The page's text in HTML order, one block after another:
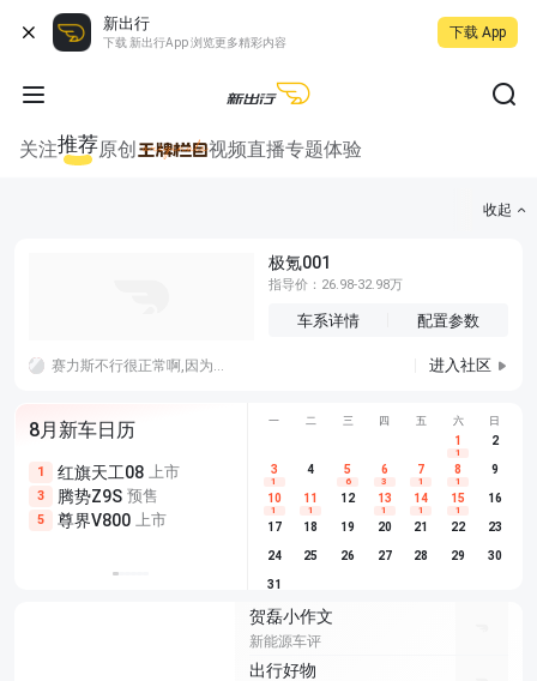
新出行
下载 新出行App 浏览更多精彩内容
下载 App
关注推荐原创 视频直播专题体验
收起
极氪001
指导价：26.98-32.98万
车系详情 配置参数
赛力斯不行很正常啊,因为拿不出手啊，妄想品牌效应，那么就要像特斯拉一样会讲故事，不行就老老实实技术研发，光跟遥遥领先加一个外观是没用的 进入社区
8月新车日历
1 红旗天工08 上市
3 腾势Z9S 预售
5 尊界V800 上市
尊界V680 上市
享界G9 预售
别克至境L7 预售
埃安
长城H10
深蓝S05
一 二 三 四 五 六 日
1
1
2
3
1
4 5
6
6
3
7
1
8
1
9
10
1
11
1
12 13
1
14
1
15
1
16
17 18 19 20 21 22 23
24 25 26 27 28 29 30
31
贺磊小作文
新能源车评
出行好物